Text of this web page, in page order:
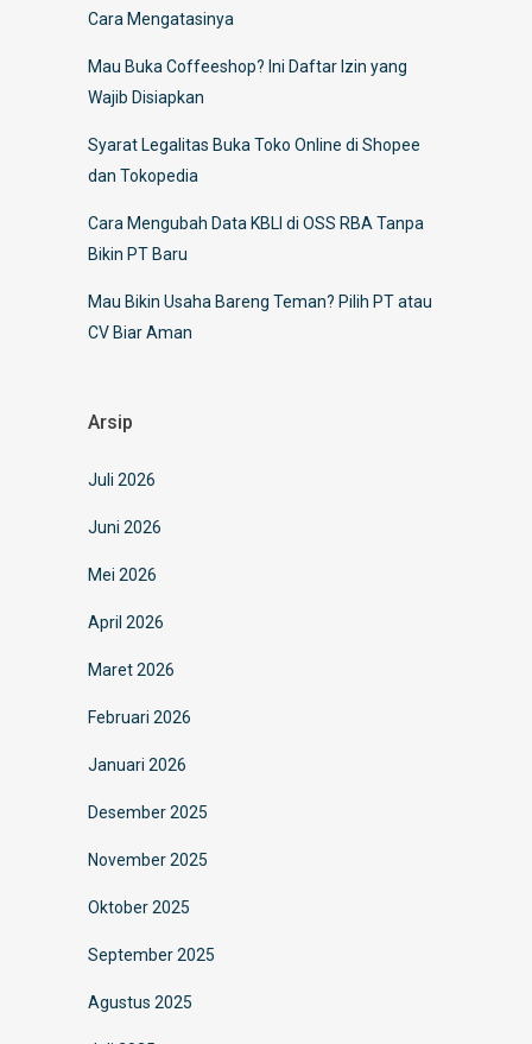
Cara Mengatasinya
Mau Buka Coffeeshop? Ini Daftar Izin yang
Wajib Disiapkan
Syarat Legalitas Buka Toko Online di Shopee
dan Tokopedia
Cara Mengubah Data KBLI di OSS RBA Tanpa
Bikin PT Baru
Mau Bikin Usaha Bareng Teman? Pilih PT atau
CV Biar Aman
Arsip
Juli 2026
Juni 2026
Mei 2026
April 2026
Maret 2026
Februari 2026
Januari 2026
Desember 2025
November 2025
Oktober 2025
September 2025
Agustus 2025